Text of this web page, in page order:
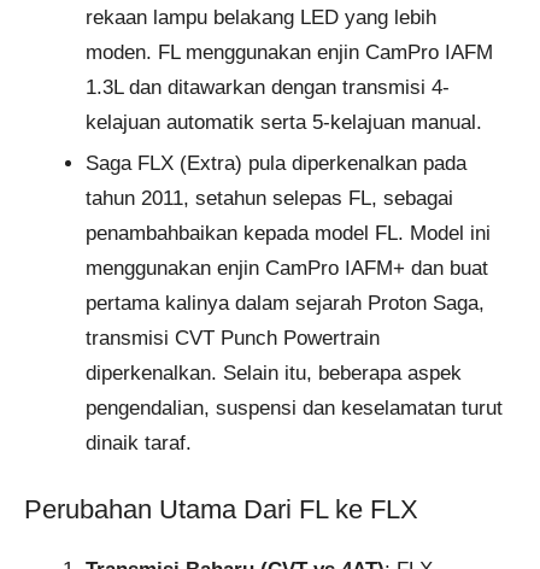
rekaan lampu belakang LED yang lebih
moden. FL menggunakan enjin CamPro IAFM
1.3L dan ditawarkan dengan transmisi 4-
kelajuan automatik serta 5-kelajuan manual.
Saga FLX (Extra) pula diperkenalkan pada
tahun 2011, setahun selepas FL, sebagai
penambahbaikan kepada model FL. Model ini
menggunakan enjin CamPro IAFM+ dan buat
pertama kalinya dalam sejarah Proton Saga,
transmisi CVT Punch Powertrain
diperkenalkan. Selain itu, beberapa aspek
pengendalian, suspensi dan keselamatan turut
dinaik taraf.
Perubahan Utama Dari FL ke FLX